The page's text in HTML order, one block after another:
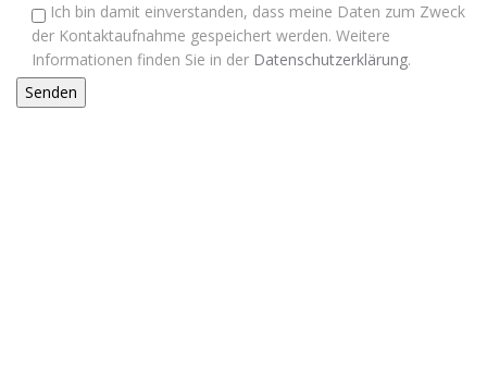
Ich bin damit einverstanden, dass meine Daten zum Zweck
der Kontaktaufnahme gespeichert werden. Weitere
Informationen finden Sie in der Datenschutzerklärung.